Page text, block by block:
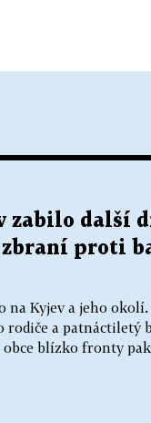
zabilo další
zbraní proti
na Kyjev a jeho
rodiče a patnáctiletý
blízko fronty